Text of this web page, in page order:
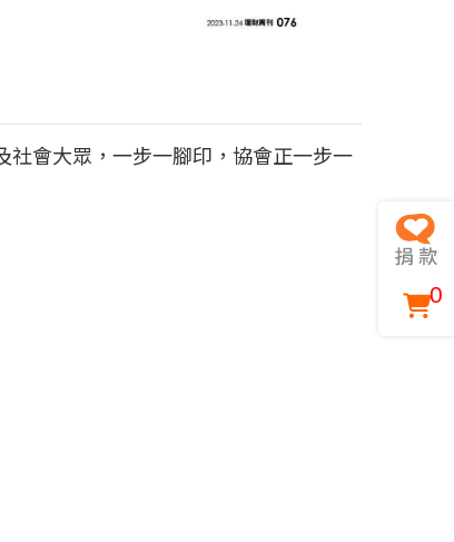
社會大眾，一步一腳印，協會正一步一
0